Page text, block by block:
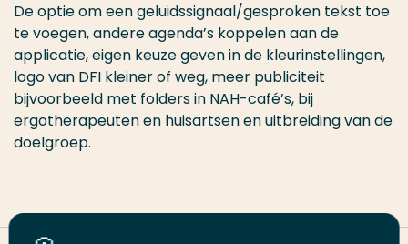
De optie om een geluidssignaal/gesproken tekst toe
te voegen, andere agenda’s koppelen aan de
applicatie, eigen keuze geven in de kleurinstellingen,
logo van DFI kleiner of weg, meer publiciteit
bijvoorbeeld met folders in NAH-café’s, bij
ergotherapeuten en huisartsen en uitbreiding van de
doelgroep.